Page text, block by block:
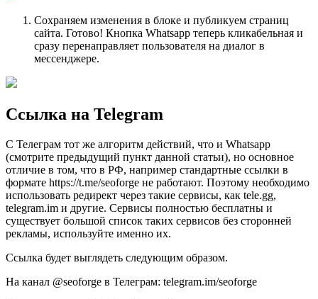
Сохраняем изменения в блоке и публикуем страниц
сайта. Готово! Кнопка Whatsapp теперь кликабельная и
сразу перенаправляет пользователя на диалог в
мессенджере.
Ссылка на Telegram
С Телеграм тот же алгоритм действий, что и Whatsapp
(смотрите предыдущий пункт данной статьи), но основное
отличие в том, что в РФ, например стандартные ссылки в
формате https://t.me/seoforge не работают. Поэтому необходимо
использовать редирект через такие сервисы, как tele.gg,
telegram.im и другие. Сервисы полностью бесплатны и
существует большой список таких сервисов без сторонней
рекламы, используйте именно их.
Ссылка будет выглядеть следующим образом.
На канал @seoforge в Телеграм: telegram.im/seoforge